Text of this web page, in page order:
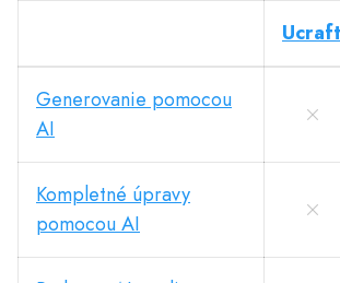
Ucraft
Generovanie pomocou
AI
Kompletné úpravy
pomocou AI